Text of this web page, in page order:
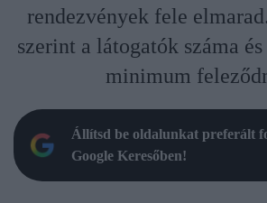
rendezvények fele
szerint a látogatók száma
minimum
Állítsd be oldalunkat preferált
Google Keresőben!